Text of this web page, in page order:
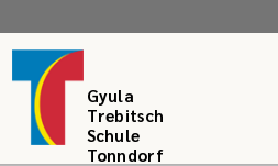
Gyula
Trebitsch
Schule
Tonndorf